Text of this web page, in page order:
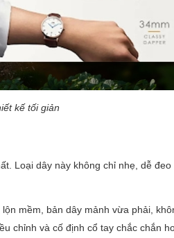
kế tối giản
Loại dây này không chỉ nhẹ, dễ đeo
mềm, bản dây mảnh vừa phải,
chỉnh và cố định cổ tay chắc chắn